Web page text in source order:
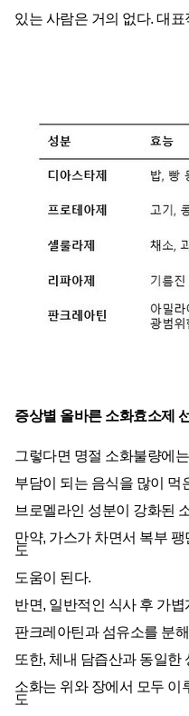
있는 사람은 거의 없다. 대
증상별 올바른 소화효소제
그렇다면 명절 소화불량에
부담이 되는 음식을 많이 먹
브로멜라인 성분이 강화된
만약, 가스가 차면서 복부
도
도움이 된다.
반면, 일반적인 식사 후 가
판크레아틴과 섬유소를 분
또한, 체내 담즙산과 동일
소화는 위와 장에서 모두 이
도